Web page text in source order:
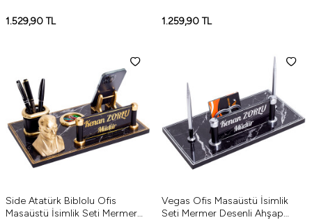
1.529,90 TL
1.259,90 TL
Side Atatürk Biblolu Ofis
Masaüstü İsimlik Seti Mermer
Vegas Ofis Masaüstü İsimlik
Seti Mermer Desenli Ahşap